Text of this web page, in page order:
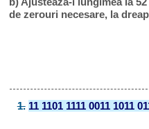
de zerouri necesare, la
1. 11 1101 1111 0011 1011